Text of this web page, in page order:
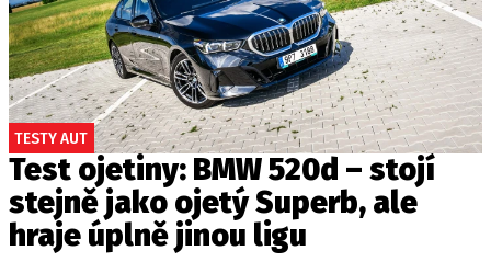
TESTY AUT
Test ojetiny: BMW 520d – stojí
stejně jako ojetý Superb, ale
hraje úplně jinou ligu